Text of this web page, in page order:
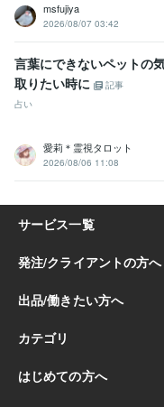
msfujiya
2026/08/07 03:42
言葉にできないペットの
取りたい時に
記事
占い
愛莉＊霊視タロット
2026/08/06 11:08